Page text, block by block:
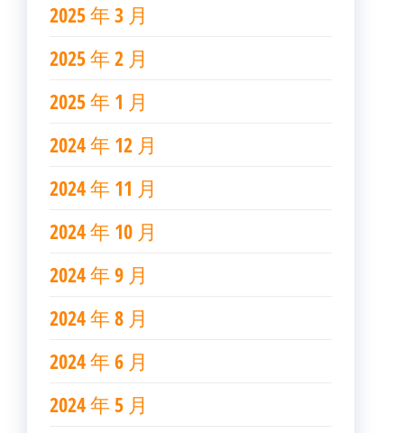
2025 年 3 月
2025 年 2 月
2025 年 1 月
2024 年 12 月
2024 年 11 月
2024 年 10 月
2024 年 9 月
2024 年 8 月
2024 年 6 月
2024 年 5 月